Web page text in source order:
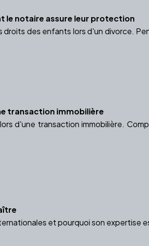
le notaire assure leur protection
des enfants lors d'un divorce.
transaction immobilière
d'une transaction immobilière.
et pourquoi son expertise